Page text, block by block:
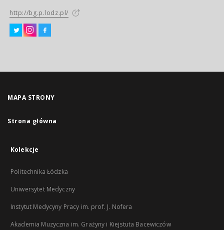
http://bg.p.lodz.pl/
MAPA STRONY
Strona główna
Kolekcje
Politechnika Łódzka
Uniwersytet Medyczny
Instytut Medycyny Pracy im. prof. J. Nofera
Akademia Muzyczna im. Grażyny i Kiejstuta Bacewiczów